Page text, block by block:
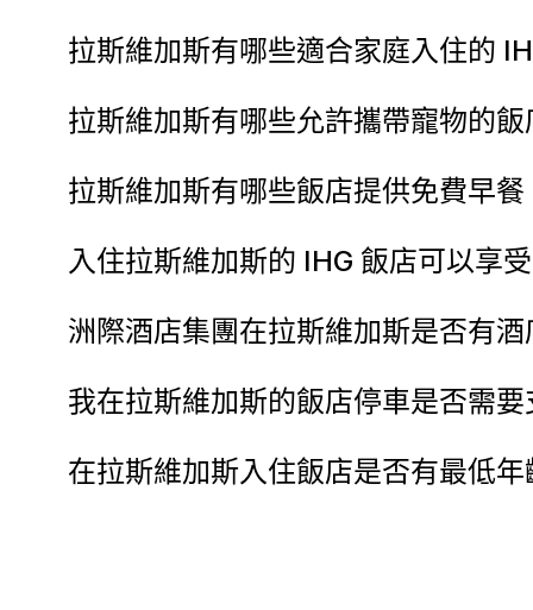
拉斯維加斯有哪些適合家庭入住的
拉斯維加斯有哪些允許攜帶寵物的飯
拉斯維加斯有哪些飯店提供免費早餐
入住拉斯維加斯的 IHG 飯店可以享
洲際酒店集團在拉斯維加斯是否有
我在拉斯維加斯的飯店停車是否需
在拉斯維加斯入住飯店是否有最低年